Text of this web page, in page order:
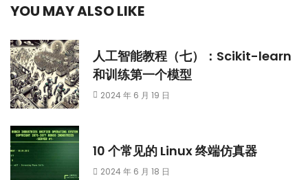
YOU MAY ALSO LIKE
人工智能教程（七）：Scikit-learn
和训练第一个模型
2024 年 6 月 19 日
10 个常见的 Linux 终端仿真器
2024 年 6 月 18 日